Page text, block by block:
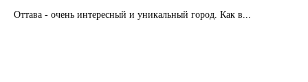
Оттава - очень интересный и уникальный город. Как в...